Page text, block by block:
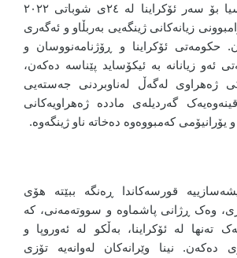
لەشکرکێشی ڕووسیا بۆ سەر ئۆکراینا لە ٢٤ی شوباتی ٢٠٢٢
زیانەکانی ژینگەیی بەربڵاو و ئەگەری
حکومەتی ئۆکراینا و ڕۆژنامەنووسان و
ئەو زیانانە بە ئیکۆساید پێناسە دەکەن،
ژەهراوی لەگەڵ لەناوبردنی جەستەیی
گەردیلەی ماددە ژەهراویەکانی
کەمبووەوە دەخاتە ناو ژینگەوە.
قورسەکاندا ڕەنگە ببێتە هۆی
وەک ڕژانی پاشماوە و سووتەمەنی، کە
تەنها لە ئۆکراینا، بەڵکو لە ئەوروپا و
دەکەن. نینا وێرانەکان لەوانەیە تۆزی